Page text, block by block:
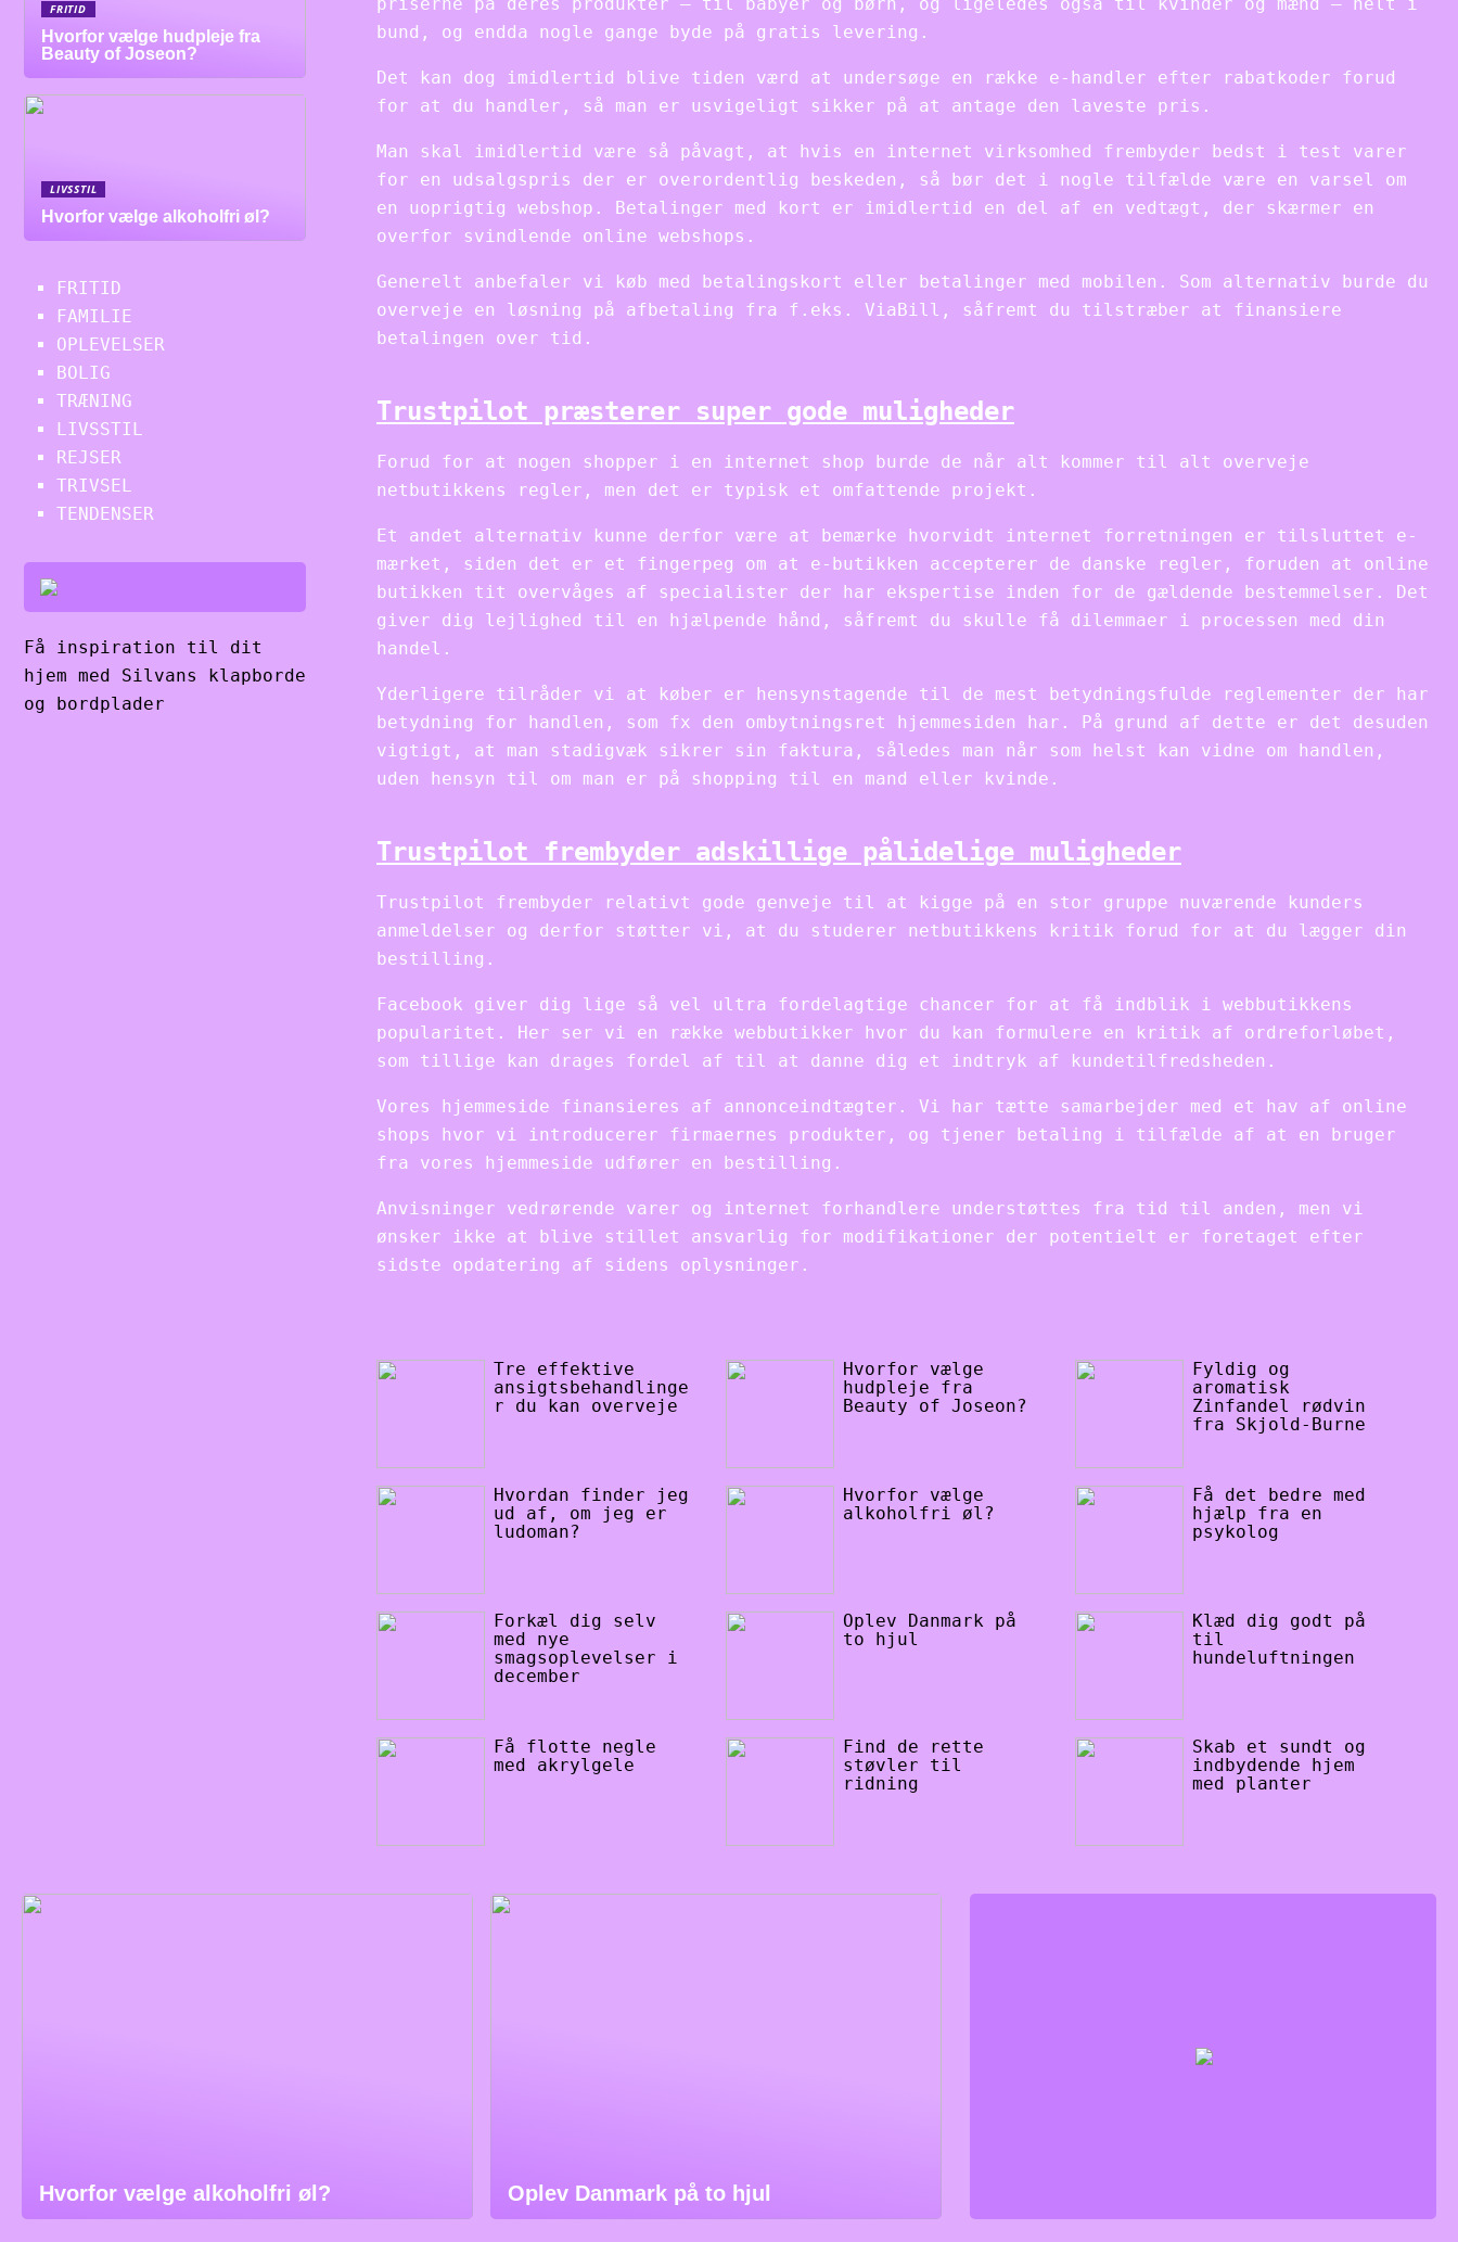
bund, og endda nogle gange byde på gratis levering.
Det kan dog imidlertid blive tiden værd at undersøge en række e-handler efter rabatkoder forud
for at du handler, så man er usvigeligt sikker på at antage den laveste pris.
Man skal imidlertid være så påvagt, at hvis en internet virksomhed frembyder bedst i test varer
for en udsalgspris der er overordentlig beskeden, så bør det i nogle tilfælde være en varsel om
en uoprigtig webshop. Betalinger med kort er imidlertid en del af en vedtægt, der skærmer en
overfor svindlende online webshops.
Generelt anbefaler vi køb med betalingskort eller betalinger med mobilen. Som alternativ burde du
overveje en løsning på afbetaling fra f.eks. ViaBill, såfremt du tilstræber at finansiere
betalingen over tid.
Trustpilot præsterer super gode muligheder
Forud for at nogen shopper i en internet shop burde de når alt kommer til alt overveje
netbutikkens regler, men det er typisk et omfattende projekt.
Et andet alternativ kunne derfor være at bemærke hvorvidt internet forretningen er tilsluttet e-
mærket, siden det er et fingerpeg om at e-butikken accepterer de danske regler, foruden at online
butikken tit overvåges af specialister der har ekspertise inden for de gældende bestemmelser. Det
giver dig lejlighed til en hjælpende hånd, såfremt du skulle få dilemmaer i processen med din
handel.
Yderligere tilråder vi at køber er hensynstagende til de mest betydningsfulde reglementer der har
betydning for handlen, som fx den ombytningsret hjemmesiden har. På grund af dette er det desuden
vigtigt, at man stadigvæk sikrer sin faktura, således man når som helst kan vidne om handlen,
uden hensyn til om man er på shopping til en mand eller kvinde.
Trustpilot frembyder adskillige pålidelige muligheder
Trustpilot frembyder relativt gode genveje til at kigge på en stor gruppe nuværende kunders
anmeldelser og derfor støtter vi, at du studerer netbutikkens kritik forud for at du lægger din
bestilling.
Facebook giver dig lige så vel ultra fordelagtige chancer for at få indblik i webbutikkens
popularitet. Her ser vi en række webbutikker hvor du kan formulere en kritik af ordreforløbet,
som tillige kan drages fordel af til at danne dig et indtryk af kundetilfredsheden.
Vores hjemmeside finansieres af annonceindtægter. Vi har tætte samarbejder med et hav af online
shops hvor vi introducerer firmaernes produkter, og tjener betaling i tilfælde af at en bruger
fra vores hjemmeside udfører en bestilling.
Anvisninger vedrørende varer og internet forhandlere understøttes fra tid til anden, men vi
ønsker ikke at blive stillet ansvarlig for modifikationer der potentielt er foretaget efter
sidste opdatering af sidens oplysninger.
Tre effektive
ansigtsbehandlinge
r du kan overveje
Hvordan finder jeg
ud af, om jeg er
ludoman?
Forkæl dig selv
med nye
smagsoplevelser i
december
Få flotte negle
med akrylgele
Hvorfor vælge
hudpleje fra
Beauty of Joseon?
Hvorfor vælge
alkoholfri øl?
Oplev Danmark på
to hjul
Find de rette
støvler til
ridning
Fyldig og
aromatisk
Zinfandel rødvin
fra Skjold-Burne
Få det bedre med
hjælp fra en
psykolog
Klæd dig godt på
til
hundeluftningen
Skab et sundt og
indbydende hjem
med planter
FRITID
Hvorfor vælge hudpleje fra
Beauty of Joseon?
LIVSSTIL
Hvorfor vælge alkoholfri øl?
FRITID
FAMILIE
OPLEVELSER
BOLIG
TRÆNING
LIVSSTIL
REJSER
TRIVSEL
TENDENSER
Få inspiration til dit
hjem med Silvans klapborde
og bordplader
Hvorfor vælge alkoholfri øl? Oplev Danmark på to hjul